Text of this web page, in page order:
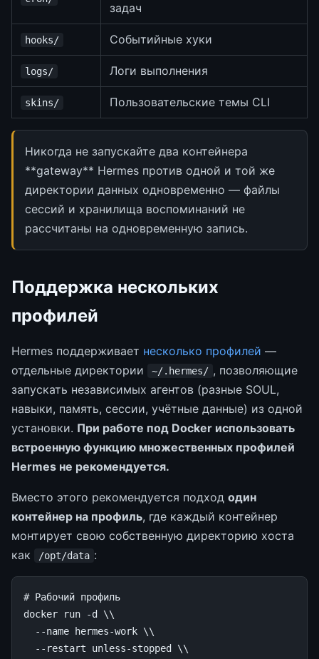
задач
hooks/ Событийные хуки
logs/ Логи выполнения
skins/ Пользовательские темы CLI
Никогда не запускайте два контейнера
**gateway** Hermes против одной и той же
директории данных одновременно — файлы
сессий и хранилища воспоминаний не
рассчитаны на одновременную запись.
Поддержка нескольких
профилей
Hermes поддерживает несколько профилей —
отдельные директории
~/.hermes/ , позволяющие
запускать независимых агентов (разные SOUL,
навыки, память, сессии, учётные данные) из одной
установки. При работе под Docker использовать
встроенную функцию множественных профилей
Hermes не рекомендуется.
Вместо этого рекомендуется подход один
контейнер на профиль, где каждый контейнер
монтирует свою собственную директорию хоста
как
/opt/data :
# Рабочий профиль
docker
run -d
\\
--name
hermes-work \\
--restart
unless-stopped
\\